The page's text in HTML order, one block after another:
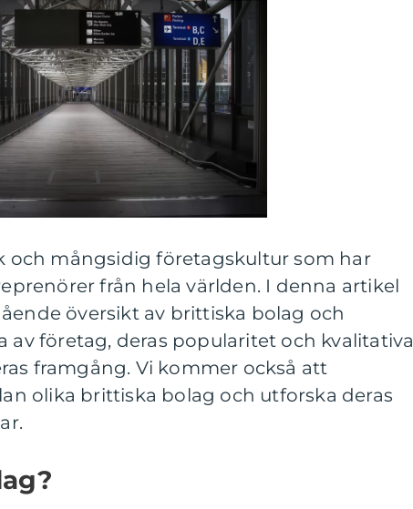
och mångsidig företagskultur som har
från hela världen. I denna artikel
översikt av brittiska bolag och
av företag, deras popularitet och kvalitativa
framgång. Vi kommer också att
olika brittiska bolag och utforska deras